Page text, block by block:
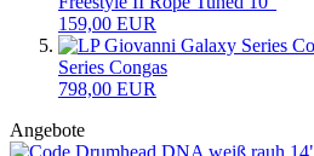
159,00 EUR
Series Congas
798,00 EUR
Angebote